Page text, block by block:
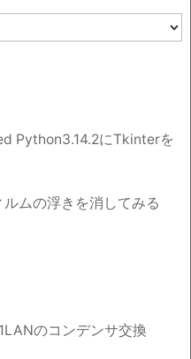
Python3.14.2にTkinterを
ムの浮きを消してみる
のコンデンサ交換